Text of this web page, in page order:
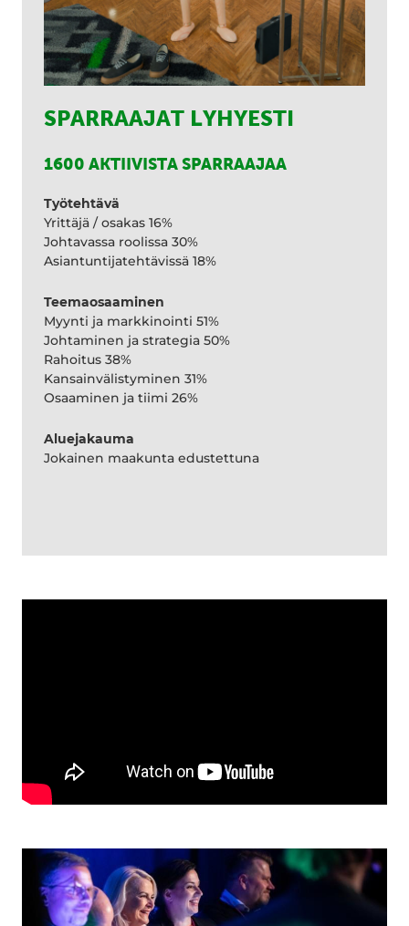
SPARRAAJAT LYHYESTI
1600 AKTIIVISTA SPARRAAJAA
Työtehtävä
Yrittäjä / osakas 16%
Johtavassa roolissa 30%
Asiantuntijatehtävissä 18%
Teemaosaaminen
Myynti ja markkinointi 51%
Johtaminen ja strategia 50%
Rahoitus 38%
Kansainvälistyminen 31%
Osaaminen ja tiimi 26%
Aluejakauma
Jokainen maakunta edustettuna